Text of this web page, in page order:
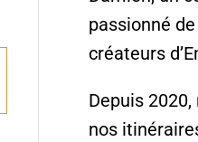
passionné
créateurs
Depuis
nos